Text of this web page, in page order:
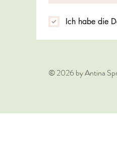
Ich habe die
© 2026 by Antina